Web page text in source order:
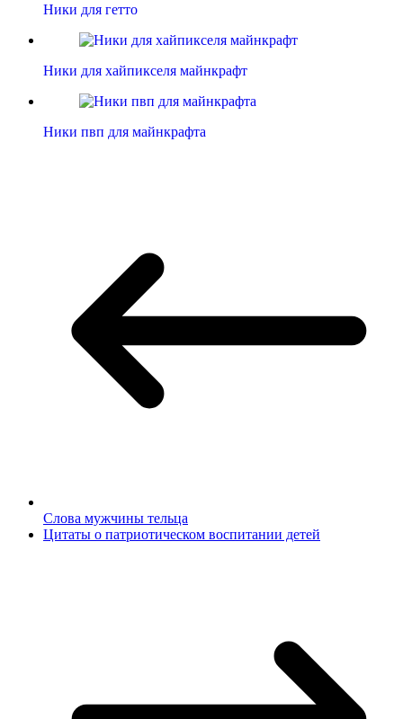
Ники для гетто
Ники для хайпикселя майнкрафт
Ники пвп для майнкрафта
Слова мужчины тельца
Цитаты о патриотическом воспитании детей